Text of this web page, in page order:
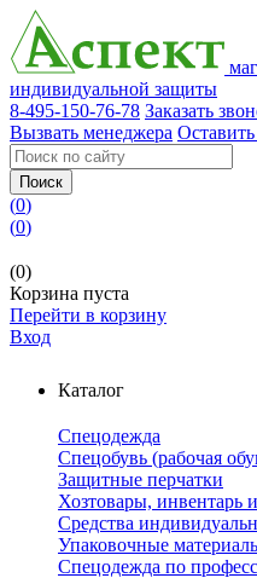
индивидуальной защиты
8-495-150-76-78 Заказать
Вызвать менеджера Оставить
Поиск
(0)
(0)
(0)
Корзина пуста
Перейти в корзину
Вход
Каталог
Спецодежда
Спецобувь (рабочая
Защитные перчатки
Хозтовары, инвентарь
Средства
Упаковочные
Спецодежда по